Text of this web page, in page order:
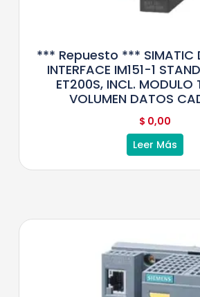
*** Repuesto *** SIMATIC
INTERFACE IM151-1
ET200S, INCL. MODULO
VOLUMEN DATOS
$ 0,00
Leer Más